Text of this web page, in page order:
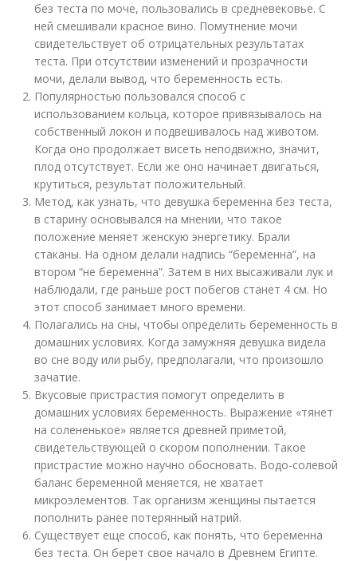
без теста по моче, пользовались в средневековье. С
ней смешивали красное вино. Помутнение мочи
свидетельствует об отрицательных результатах
теста. При отсутствии изменений и прозрачности
мочи, делали вывод, что беременность есть.
Популярностью пользовался способ с
использованием кольца, которое привязывалось на
собственный локон и подвешивалось над животом.
Когда оно продолжает висеть неподвижно, значит,
плод отсутствует. Если же оно начинает двигаться,
крутиться, результат положительный.
Метод, как узнать, что девушка беременна без теста,
в старину основывался на мнении, что такое
положение меняет женскую энергетику. Брали
стаканы. На одном делали надпись “беременна”, на
втором “не беременна”. Затем в них высаживали лук и
наблюдали, где раньше рост побегов станет 4 см. Но
этот способ занимает много времени.
Полагались на сны, чтобы определить беременность в
домашних условиях. Когда замужняя девушка видела
во сне воду или рыбу, предполагали, что произошло
зачатие.
Вкусовые пристрастия помогут определить в
домашних условиях беременность. Выражение «тянет
на солененькое» является древней приметой,
свидетельствующей о скором пополнении. Такое
пристрастие можно научно обосновать. Водо-солевой
баланс беременной меняется, не хватает
микроэлементов. Так организм женщины пытается
пополнить ранее потерянный натрий.
Существует еще способ, как понять, что беременна
без теста. Он берет свое начало в Древнем Египте.